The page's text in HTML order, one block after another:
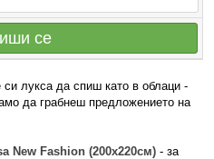
се
лукса да спиш като в облаци -
да грабнеш предложението на
New Fashion (200х220см) - за